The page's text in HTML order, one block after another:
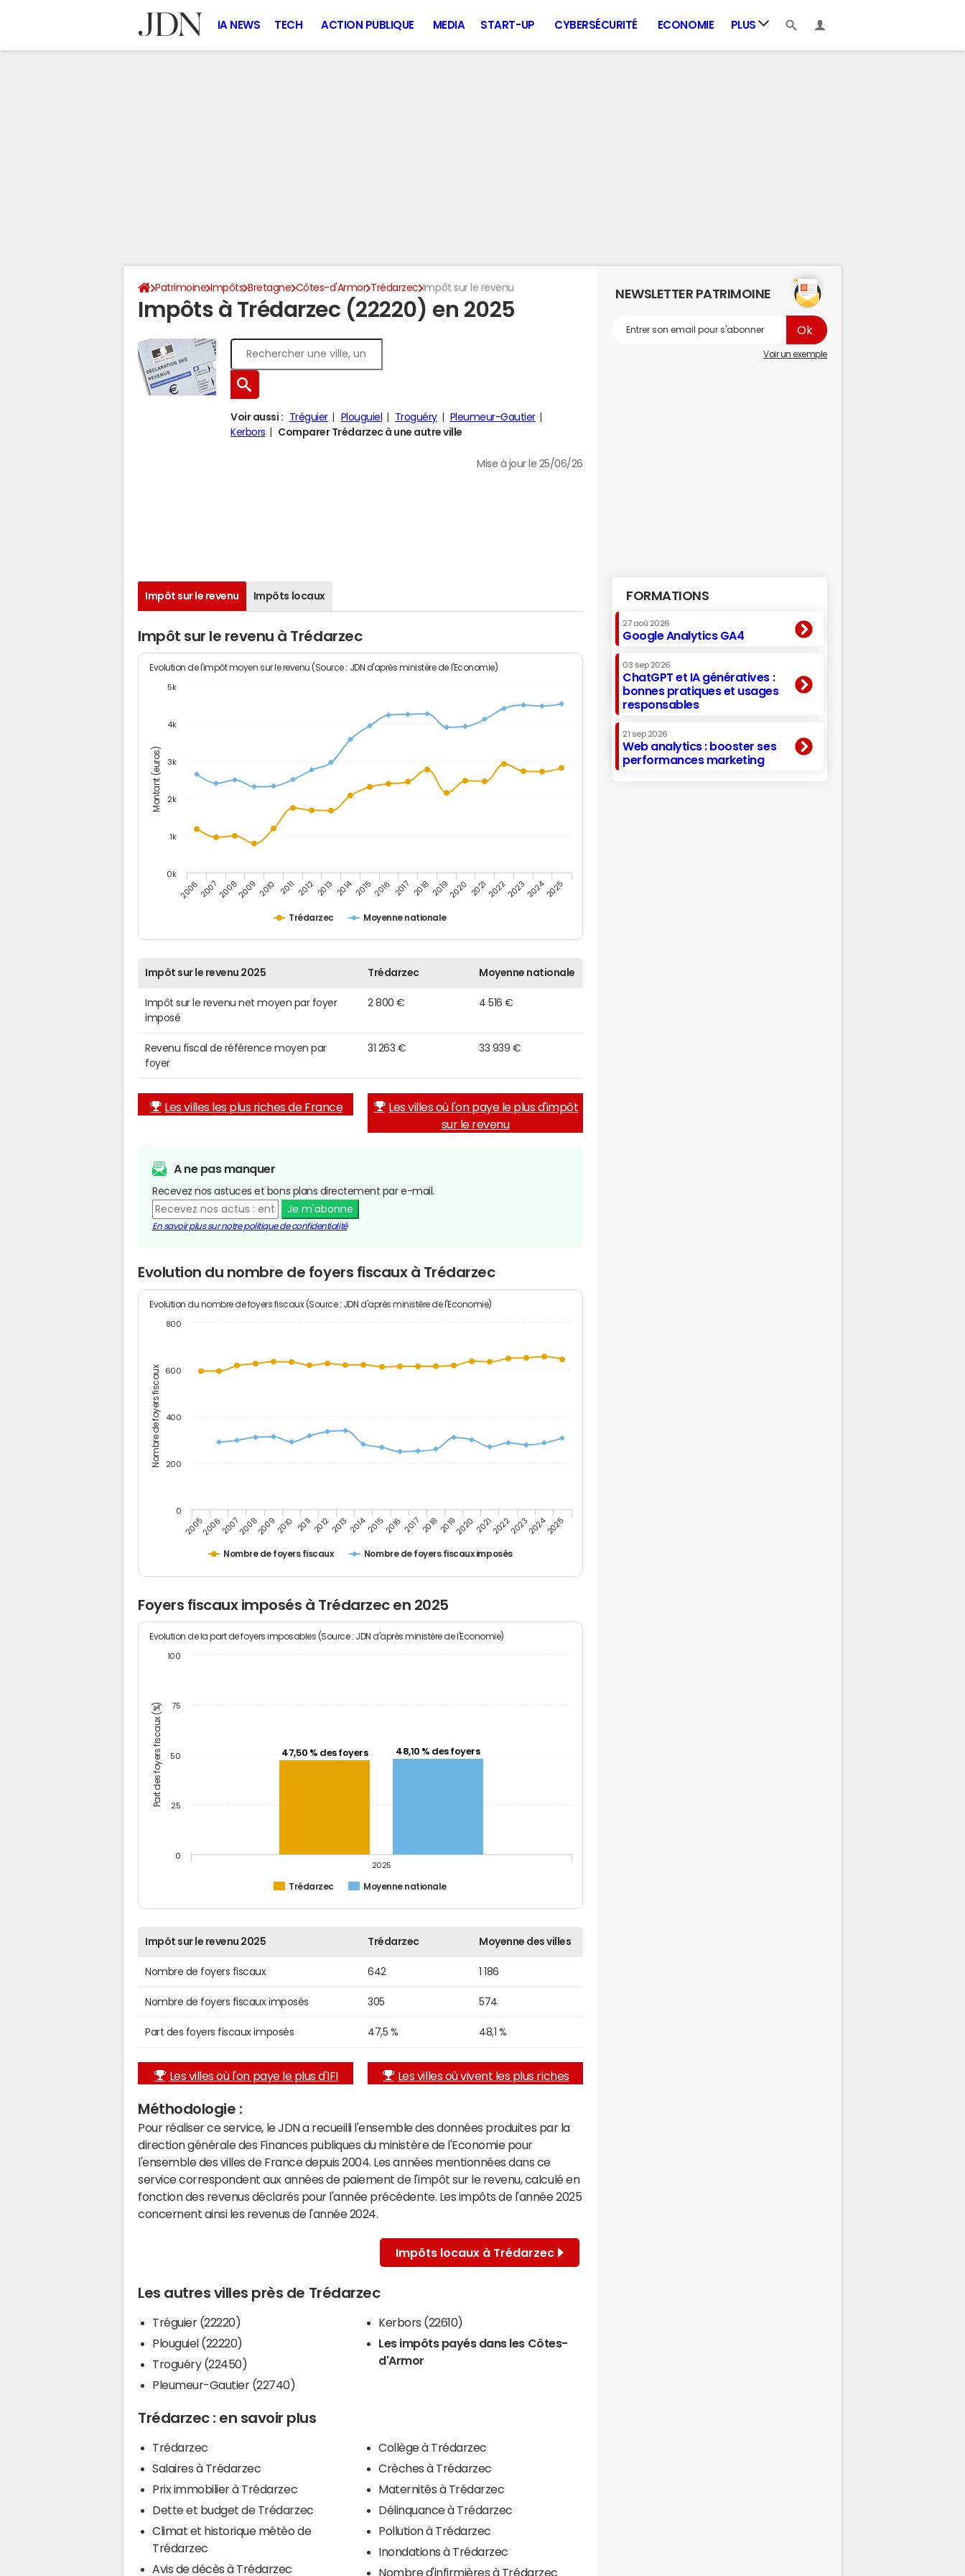
IA NEWS TECH ACTION PUBLIQUE MEDIA START-UP CYBERSÉCURITÉ ECONOMIE PLUS
Patrimoine Impôts Bretagne Côtes-d'Armor Trédarzec Impôt sur le revenu
Impôts à Trédarzec (22220) en 2025
Voir aussi : Tréguier Plouguiel Troguéry
Pleumeur-Gautier
Kerbors
Comparer Trédarzec à une autre ville
Mise à jour le 25/06/26
Impôt sur le revenu Impôts locaux
Impôt sur le revenu à Trédarzec
Montant (euros)
Evolution de l'impôt moyen sur le revenu (Source : JDN d'après ministère de l'Economie)
Trédarzec Moyenne nationale
20062007200820092010 2011 20122013 201420152016 2017 201820192020 20212022202320242025
0k
1k
2k
3k
4k
5k
Impôt sur le revenu 2025 Trédarzec Moyenne nationale
Impôt sur le revenu net moyen par foyer
imposé
2 800 € 4 516 €
Revenu fiscal de référence moyen par
foyer
31 263 € 33 939 €
Les villes les plus riches de France
Les villes où l'on paye le plus d'impôt
sur le revenu
A ne pas manquer
Recevez nos astuces et bons plans directement par e-mail.
Je m'abonne
En savoir plus sur notre politique de confidentialité
Evolution du nombre de foyers fiscaux à Trédarzec
Nombre de foyers fiscaux
Evolution du nombre de foyers fiscaux (Source : JDN d'après ministère de l'Economie)
Nombre de foyers fiscaux Nombre de foyers fiscaux imposés
200520062007200820092010 201120122013201420152016 2017 20182019202020212022202320242025
0
200
400
600
800
Foyers fiscaux imposés à Trédarzec en 2025
Part des foyers fiscaux (%)
Evolution de la part de foyers imposables (Source : JDN d'après ministère de l'Economie)
47,50 % des foyers 48,10 % des foyers
Trédarzec Moyenne nationale
2025
0
25
50
75
100
Impôt sur le revenu 2025 Trédarzec Moyenne des villes
Nombre de foyers fiscaux 642 1 186
Nombre de foyers fiscaux imposés 305 574
Part des foyers fiscaux imposés 47,5 % 48,1 %
Les villes où l'on paye le plus d'IFI Les villes où vivent les plus riches
Méthodologie :
Pour réaliser ce service, le JDN a recueilli l'ensemble des données produites par la
direction générale des Finances publiques du ministère de l'Economie pour
l'ensemble des villes de France depuis 2004. Les années mentionnées dans ce
service correspondent aux années de paiement de l'impôt sur le revenu, calculé en
fonction des revenus déclarés pour l'année précédente. Les impôts de l'année 2025
concernent ainsi les revenus de l'année 2024.
Impôts locaux à Trédarzec
Les autres villes près de Trédarzec
Tréguier (22220)
Plouguiel (22220)
Troguéry (22450)
Pleumeur-Gautier (22740)
Kerbors (22610)
Les impôts payés dans les Côtes-
d'Armor
Trédarzec : en savoir plus
Trédarzec
Salaires à Trédarzec
Prix immobilier à Trédarzec
Dette et budget de Trédarzec
Climat et historique météo de
Trédarzec
Avis de décès à Trédarzec
Collège à Trédarzec
Crèches à Trédarzec
Maternités à Trédarzec
Délinquance à Trédarzec
Pollution à Trédarzec
Inondations à Trédarzec
Nombre d'infirmières à Trédarzec
NEWSLETTER PATRIMOINE
Voir un exemple
FORMATIONS
27 aoû 2026
Google Analytics GA4
03 sep 2026
ChatGPT et IA génératives :
bonnes pratiques et usages
responsables
21 sep 2026
Web analytics : booster ses
performances marketing